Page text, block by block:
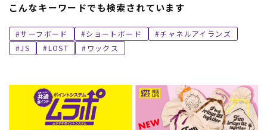
こんなキーワードでも検索されています
サーフボード ショートボード
チャネルアイランズ
JS
LOST ワックス